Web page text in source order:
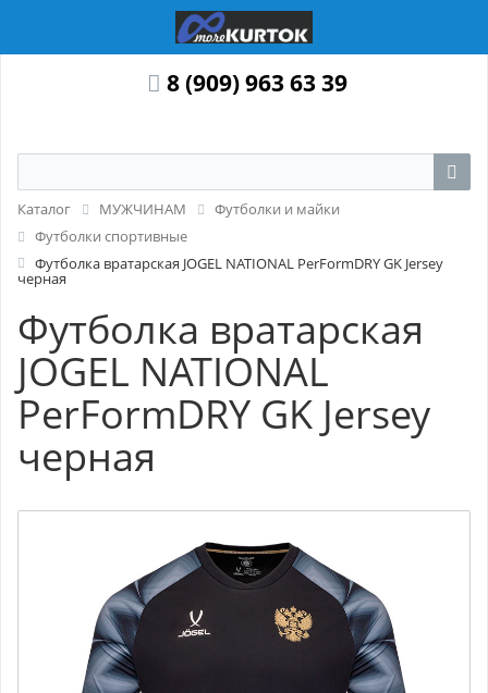
8 (909) 963 63 39
Каталог МУЖЧИНАМ
Футболки и майки
Футболки спортивные
Футболка вратарская JOGEL NATIONAL PerFormDRY GK Jersey
черная
Футболка вратарская
JOGEL NATIONAL
PerFormDRY GK Jersey
черная